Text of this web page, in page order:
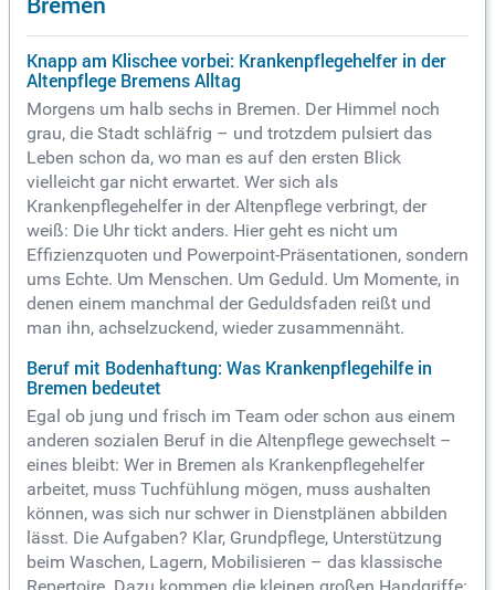
Knapp am Klischee vorbei: Krankenpflegehelfer in der
Altenpflege Bremens Alltag
Morgens um halb sechs in Bremen. Der Himmel noch
grau, die Stadt schläfrig – und trotzdem pulsiert das
Leben schon da, wo man es auf den ersten Blick
vielleicht gar nicht erwartet. Wer sich als
Krankenpflegehelfer in der Altenpflege verbringt, der
weiß: Die Uhr tickt anders. Hier geht es nicht um
Effizienzquoten und Powerpoint-Präsentationen, sondern
ums Echte. Um Menschen. Um Geduld. Um Momente, in
denen einem manchmal der Geduldsfaden reißt und
man ihn, achselzuckend, wieder zusammennäht.
Beruf mit Bodenhaftung: Was Krankenpflegehilfe in
Bremen bedeutet
Egal ob jung und frisch im Team oder schon aus einem
anderen sozialen Beruf in die Altenpflege gewechselt –
eines bleibt: Wer in Bremen als Krankenpflegehelfer
arbeitet, muss Tuchfühlung mögen, muss aushalten
können, was sich nur schwer in Dienstplänen abbilden
lässt. Die Aufgaben? Klar, Grundpflege, Unterstützung
beim Waschen, Lagern, Mobilisieren – das klassische